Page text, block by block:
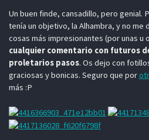
Un buen finde, cansadillo, pero genial.
tenía un objetivo, la Alhambra, y no me
cosas más impresionantes (por unas u
cualquier comentario con futuros
proletarios pasos. Os dejo con
graciosas y bonicas. Seguro que por
más :P